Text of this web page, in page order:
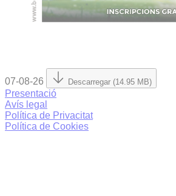
07-08-26 Descarregar (14.95 MB)
Presentació
Avís legal
Política de Privacitat
Política de Cookies